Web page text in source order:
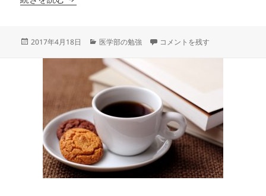
投
2017年4月18日
カ
ゴ
リ
ー
医学部の勉強 勉強のやる気が出る名言集 に
コメントを残す